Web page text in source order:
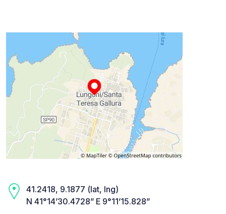
41.2418, 9.1877 (lat, lng)
N 41°14’30.4728” E 9°11’15.828”